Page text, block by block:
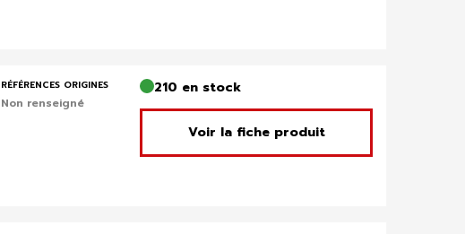
RÉFÉRENCES ORIGINES
Non renseigné
210 en stock
Voir la fiche produit